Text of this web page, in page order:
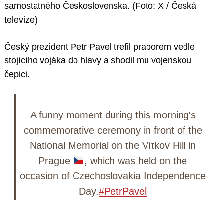
samostatného Československa. (Foto: X / Česká
televize)
Český prezident Petr Pavel trefil praporem vedle
stojícího vojáka do hlavy a shodil mu vojenskou
čepici.
A funny moment during this morning's
commemorative ceremony in front of the
National Memorial on the Vítkov Hill in
Prague
, which was held on the
occasion of Czechoslovakia Independence
Day.#PetrPavel